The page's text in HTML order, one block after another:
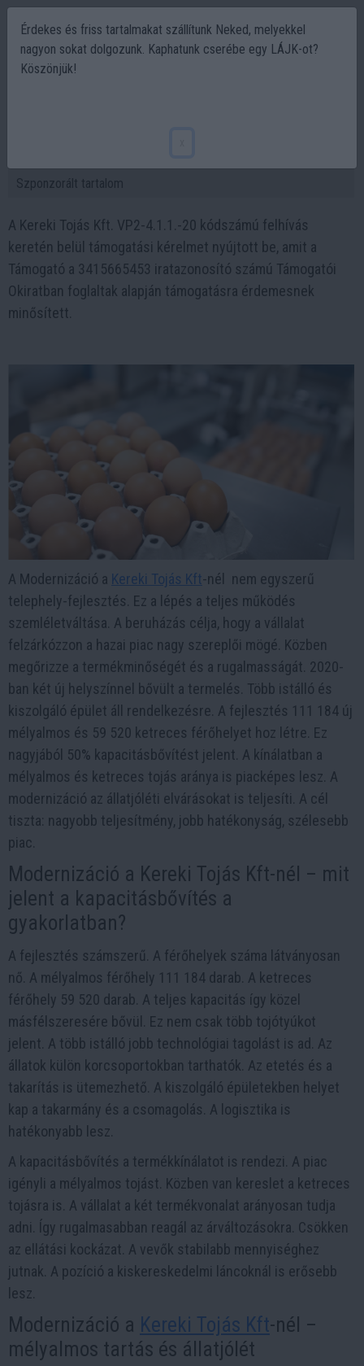
Szponzorált tartalom
A Kereki Tojás Kft. VP2-4.1.1.-20 kódszámú felhívás
keretén belül támogatási kérelmet nyújtott be, amit a
Támogató a 3415665453 iratazonosító számú Támogatói
Okiratban foglaltak alapján támogatásra érdemesnek
minősített.
A Modernizáció a Kereki Tojás Kft-nél nem egyszerű
telephely-fejlesztés. Ez a lépés a teljes működés
szemléletváltása. A beruházás célja, hogy a vállalat
felzárkózzon a hazai piac nagy szereplői mögé. Közben
megőrizze a termékminőségét és a rugalmasságát. 2020-
ban két új helyszínnel bővült a termelés. Több istálló és
kiszolgáló épület áll rendelkezésre. A fejlesztés 111 184 új
mélyalmos és 59 520 ketreces férőhelyet hoz létre. Ez
nagyjából 50% kapacitásbővítést jelent. A kínálatban a
mélyalmos és ketreces tojás aránya is piacképes lesz. A
modernizáció az állatjóléti elvárásokat is teljesíti. A cél
tiszta: nagyobb teljesítmény, jobb hatékonyság, szélesebb
piac.
Modernizáció a Kereki Tojás Kft-nél – mit
jelent a kapacitásbővítés a
gyakorlatban?
A fejlesztés számszerű. A férőhelyek száma látványosan
nő. A mélyalmos férőhely 111 184 darab. A ketreces
férőhely 59 520 darab. A teljes kapacitás így közel
másfélszeresére bővül. Ez nem csak több tojótyúkot
jelent. A több istálló jobb technológiai tagolást is ad. Az
állatok külön korcsoportokban tarthatók. Az etetés és a
takarítás is ütemezhető. A kiszolgáló épületekben helyet
kap a takarmány és a csomagolás. A logisztika is
hatékonyabb lesz.
A kapacitásbővítés a termékkínálatot is rendezi. A piac
igényli a mélyalmos tojást. Közben van kereslet a ketreces
tojásra is. A vállalat a két termékvonalat arányosan tudja
adni. Így rugalmasabban reagál az árváltozásokra. Csökken
az ellátási kockázat. A vevők stabilabb mennyiséghez
jutnak. A pozíció a kiskereskedelmi láncoknál is erősebb
lesz.
Modernizáció a Kereki Tojás Kft-nél –
mélyalmos tartás és állatjólét
Érdekes és friss tartalmakat szállítunk Neked, melyekkel
nagyon sokat dolgozunk. Kaphatunk cserébe egy LÁJK-ot?
Köszönjük!